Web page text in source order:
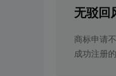
无驳回
商标申请
成功注册